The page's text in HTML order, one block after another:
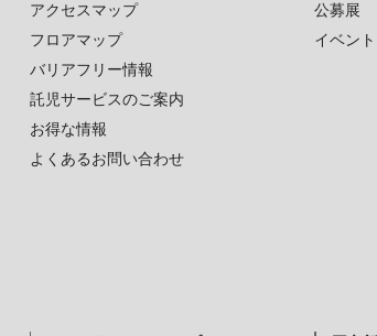
アクセスマップ
フロアマップ
バリアフリー情報
託児サービスのご案内
お得な情報
よくあるお問い合わせ
公募展
イベント